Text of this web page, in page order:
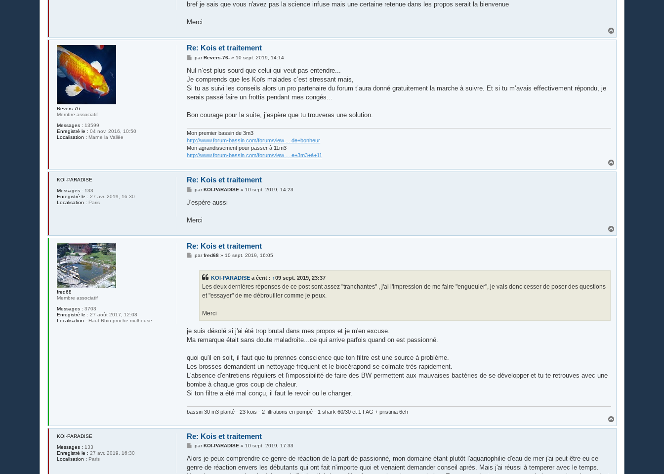
a
bref je sais que vous n'avez pas la science infuse mais une certaine retenue dans les propos serait la bienvenue
Merci
a
Revers-76-
Membre associatif
Messages : 13599
Enregistré le : 04 nov. 2016, 10:50
Localisation : Marne la Vallée
Re: Kois et traitement
M
s
a
g
parRevers-76- » 10 sept. 2019, 14:14
Nul n’est plus sourd que celui qui veut pas entendre...
Je comprends que les Koïs malades c’est stressant mais,
Si tu as suivi les conseils alors un pro partenaire du forum t’aura donné gratuitement la marche à suivre. Et si tu m’avais effectivement répondu, je
serais passé faire un frottis pendant mes congés...
Bon courage pour la suite, j’espère que tu trouveras une solution.
Mon premier bassin de 3m3
http://www.forum-bassin.com/forum/view ... de+bonheur
Mon agrandissement pour passer à 11m3
http://www.forum-bassin.com/forum/view ... e+3m3+à+11
a
KOI-PARADISE
Messages : 133
Enregistré le : 27 avr. 2019, 16:30
Localisation : Paris
Re: Kois et traitement
M
s
g
parKOI-PARADISE » 10 sept. 2019, 14:23
J'espère aussi
Merci
a
fred68
Membre associatif
Messages : 3703
Enregistré le : 27 août 2017, 12:08
Localisation : Haut Rhin proche mulhouse
Re: Kois et traitement
Mparfred68 »10 sept. 2019, 16:05
KOI-PARADISE a écrit : ↑09 sept. 2019, 23:37
Les deux dernières réponses de ce post sont assez "tranchantes" , j'ai l'impression de me faire "engueuler", je vais donc cesser de poser des questions
et "essayer" de me débrouiller comme je peux.
Merci
je suis désolé si j'ai été trop brutal dans mes propos et je m'en excuse.
Ma remarque était sans doute maladroite...ce qui arrive parfois quand on est passionné.
quoi qu'il en soit, il faut que tu prennes conscience que ton filtre est une source à problème.
Les brosses demandent un nettoyage fréquent et le biocérapond se colmate très rapidement.
L'absence d'entretiens réguliers et l'impossibilité de faire des BW permettent aux mauvaises bactéries de se développer et tu te retrouves avec une
bombe à chaque gros coup de chaleur.
Si ton filtre a été mal conçu, il faut le revoir ou le changer.
bassin 30 m3 planté - 23 kois - 2 filtrations en pompé - 1 shark 60/30 et 1 FAG + pristinia 6ch
a
KOI-PARADISE
Messages : 133
Enregistré le : 27 avr. 2019, 16:30
Localisation : Paris
Re: Kois et traitement
M
s
a
parKOI-PARADISE » 10 sept. 2019, 17:33
Alors je peux comprendre ce genre de réaction de la part de passionné, mon domaine étant plutôt l'aquariophilie d'eau de mer j'ai peut être eu ce
genre de réaction envers les débutants qui ont fait n'importe quoi et venaient demander conseil après. Mais j'ai réussi à temperer avec le temps.